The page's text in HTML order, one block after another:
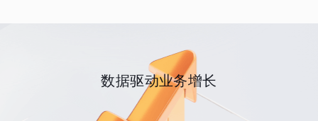
数据驱动业务增长